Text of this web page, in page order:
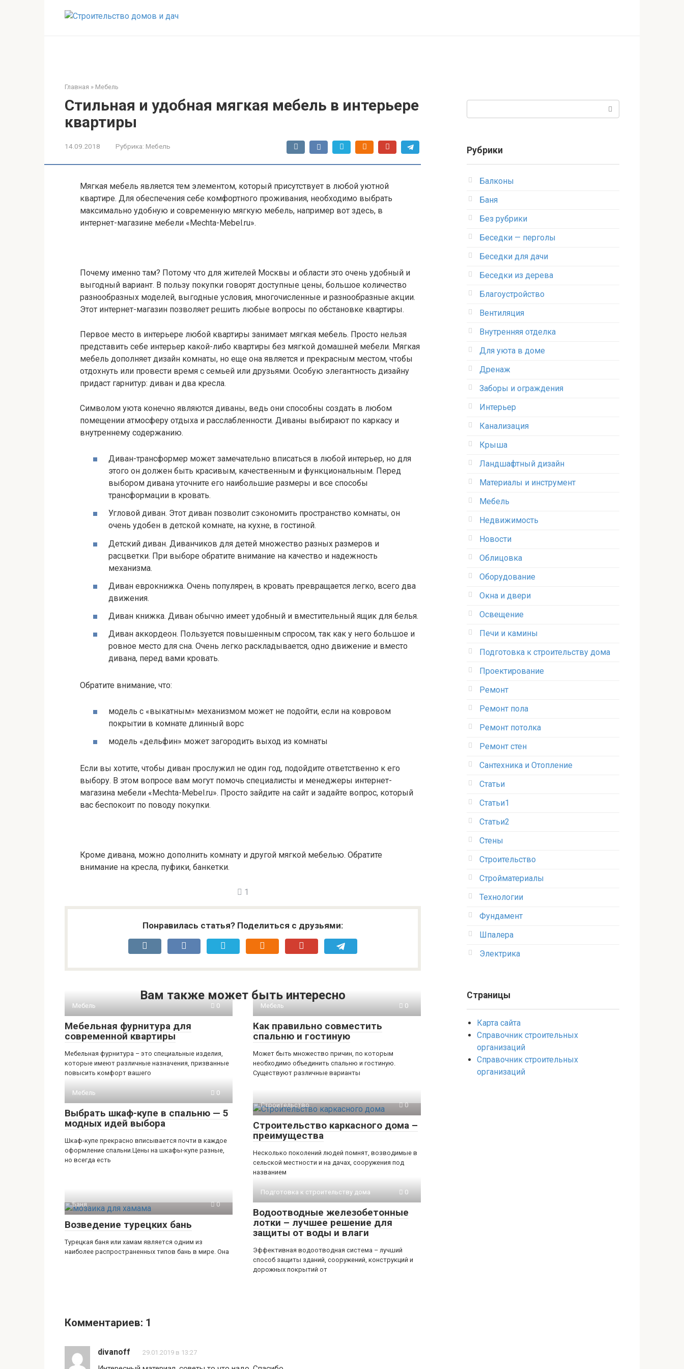
Главная » Мебель
Стильная и удобная мягкая мебель в интерьере
квартиры
14.09.2018 Рубрика: Мебель
Мягкая мебель является тем элементом, который присутствует в любой уютной
квартире. Для обеспечения себе комфортного проживания, необходимо выбрать
максимально удобную и современную мягкую мебель, например вот здесь, в
интернет-магазине мебели «Mechta-Mebel.ru».
Почему именно там? Потому что для жителей Москвы и области это очень удобный и
выгодный вариант. В пользу покупки говорят доступные цены, большое количество
разнообразных моделей, выгодные условия, многочисленные и разнообразные акции.
Этот интернет-магазин позволяет решить любые вопросы по обстановке квартиры.
Первое место в интерьере любой квартиры занимает мягкая мебель. Просто нельзя
представить себе интерьер какой-либо квартиры без мягкой домашней мебели. Мягкая
мебель дополняет дизайн комнаты, но еще она является и прекрасным местом, чтобы
отдохнуть или провести время с семьей или друзьями. Особую элегантность дизайну
придаст гарнитур: диван и два кресла.
Символом уюта конечно являются диваны, ведь они способны создать в любом
помещении атмосферу отдыха и расслабленности. Диваны выбирают по каркасу и
внутреннему содержанию.
Диван-трансформер может замечательно вписаться в любой интерьер, но для
этого он должен быть красивым, качественным и функциональным. Перед
выбором дивана уточните его наибольшие размеры и все способы
трансформации в кровать.
Угловой диван. Этот диван позволит сэкономить пространство комнаты, он
очень удобен в детской комнате, на кухне, в гостиной.
Детский диван. Диванчиков для детей множество разных размеров и
расцветки. При выборе обратите внимание на качество и надежность
механизма.
Диван еврокнижка. Очень популярен, в кровать превращается легко, всего два
движения.
Диван книжка. Диван обычно имеет удобный и вместительный ящик для белья.
Диван аккордеон. Пользуется повышенным спросом, так как у него большое и
ровное место для сна. Очень легко раскладывается, одно движение и вместо
дивана, перед вами кровать.
Обратите внимание, что:
модель с «выкатным» механизмом может не подойти, если на ковровом
покрытии в комнате длинный ворс
модель «дельфин» может загородить выход из комнаты
Если вы хотите, чтобы диван прослужил не один год, подойдите ответственно к его
выбору. В этом вопросе вам могут помочь специалисты и менеджеры интернет-
магазина мебели «Mechta-Mebel.ru». Просто зайдите на сайт и задайте вопрос, который
вас беспокоит по поводу покупки.
Кроме дивана, можно дополнить комнату и другой мягкой мебелью. Обратите
внимание на кресла, пуфики, банкетки.
1
Понравилась статья? Поделиться с друзьями:
Вам также может быть интересно
Мебель 0
Мебельная фурнитура для
современной квартиры
Мебельная фурнитура – это специальные изделия,
которые имеют различные назначения, призванные
повысить комфорт вашего
Мебель 0
Как правильно совместить
спальню и гостиную
Может быть множество причин, по которым
необходимо объединить спальню и гостиную.
Существуют различные варианты
Мебель 0
Выбрать шкаф-купе в спальню — 5
модных идей выбора
Шкаф-купе прекрасно вписывается почти в каждое
оформление спальни.Цены на шкафы-купе разные,
но всегда есть
Строительство 0
Строительство каркасного дома –
преимущества
Несколько поколений людей помнят, возводимые в
сельской местности и на дачах, сооружения под
названием
Баня 0
Возведение турецких бань
Турецкая баня или хамам является одним из
наиболее распространенных типов бань в мире. Она
Подготовка к строительству дома 0
Водоотводные железобетонные
лотки – лучшее решение для
защиты от воды и влаги
Эффективная водоотводная система – лучший
способ защиты зданий, сооружений, конструкций и
дорожных покрытий от
Комментариев: 1
divanoff 29.01.2019 в 13:27
Рубрики
Балконы
Баня
Без рубрики
Беседки — перголы
Беседки для дачи
Беседки из дерева
Благоустройство
Вентиляция
Внутренняя отделка
Для уюта в доме
Дренаж
Заборы и ограждения
Интерьер
Канализация
Крыша
Ландшафтный дизайн
Материалы и инструмент
Мебель
Недвижимость
Новости
Облицовка
Оборудование
Окна и двери
Освещение
Печи и камины
Подготовка к строительству дома
Проектирование
Ремонт
Ремонт пола
Ремонт потолка
Ремонт стен
Сантехника и Отопление
Статьи
Статьи1
Статьи2
Стены
Строительство
Стройматериалы
Технологии
Фундамент
Шпалера
Электрика
Страницы
Карта сайта
Справочник строительных
организаций
Справочник строительных
организаций